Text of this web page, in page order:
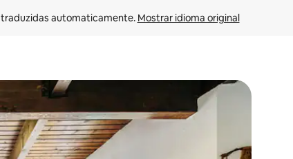
automaticamente. Mostrar idioma original